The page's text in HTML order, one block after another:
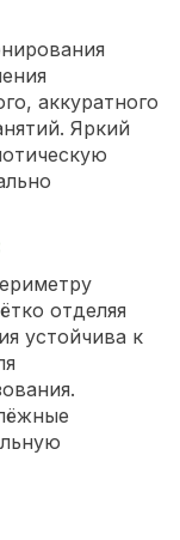
аккуратного
Яркий
отделяя
устойчива к